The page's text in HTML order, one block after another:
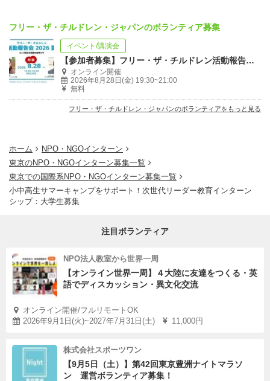
フリー・ザ・チルドレン・ジャパンのボランティア募集
イベント/講演会
【参加者募集】フリー・ザ・チルドレン活動報告会「コンゴ民主共和国の紛争と今」
オンライン開催
2026年8月28日(金) 19:30~21:00
無料
フリー・ザ・チルドレン・ジャパンのボランティアをもっと見る
ホーム
NPO・NGOインターン
東京のNPO・NGOインターン募集一覧
東京での国際系NPO・NGOインターン募集一覧
小中高生サマーキャンプをサポート！次世代リーダー教育インターン
シップ：大学生募集
注目ボランティア
NPO法人教室から世界一周
【オンライン世界一周】４大陸に友達をつくる・英
語でディスカッション・異文化交流
オンライン開催/フルリモートOK
2026年9月1日(火)~2027年7月31日(土)
11,000円
株式会社スポーツワン
【9月5日（土）】第42回東京豊洲ナイトマラソ
ン 運営ボランティア募集！